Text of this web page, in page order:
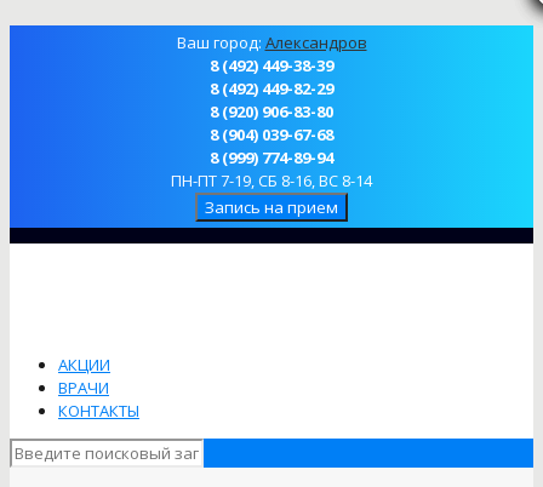
Ваш город: Александров
8 (492) 449-38-39
8 (492) 449-82-29
8 (920) 906-83-80
8 (904) 039-67-68
8 (999) 774-89-94
ПН-ПТ 7-19, СБ 8-16, ВС 8-14
Запись на прием
АКЦИИ
ВРАЧИ
КОНТАКТЫ